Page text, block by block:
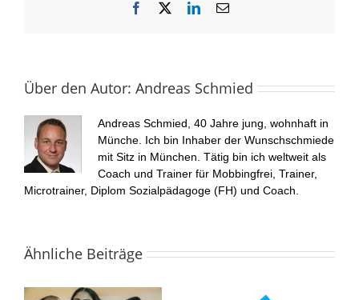
Facebook LinkedIn
E-
Über den Autor: Andreas Schmied
Andreas Schmied, 40 Jahre jung, wohnhaft in
Münche. Ich bin Inhaber der Wunschschmiede
mit Sitz in München. Tätig bin ich weltweit als
Coach und Trainer für Mobbingfrei, Trainer,
Microtrainer, Diplom Sozialpädagoge (FH) und Coach.
Ähnliche Beiträge